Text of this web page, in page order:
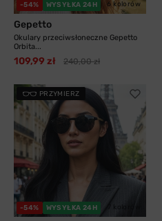
-54% WYSYŁKA 24H 6 kolorów
Gepetto
Okulary przeciwsłoneczne Gepetto
Orbita...
109,99 zł 240,00 zł
PRZYMIERZ
-54% WYSYŁKA 24H